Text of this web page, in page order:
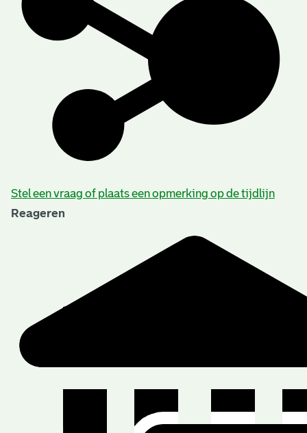
Beschrijving van de series en archiefbestanddelen
Stel een vraag of plaats een opmerking op de tijdlijn
Reageren